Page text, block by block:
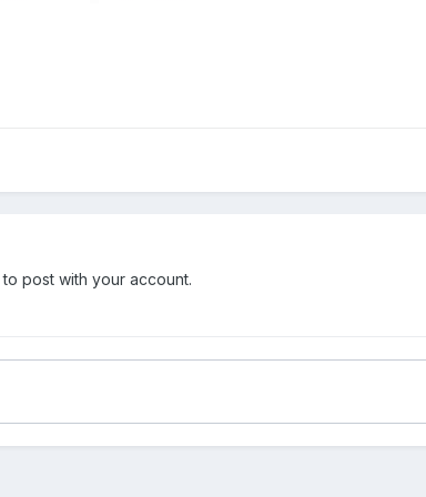
to post with your account.